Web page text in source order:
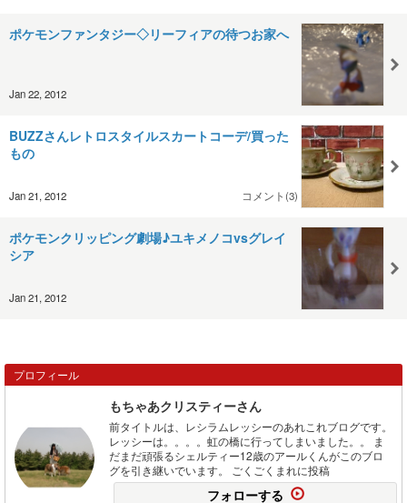
ポケモンファンタジー◇リーフィアの待つお家へ
Jan 22, 2012
BUZZさんレトロスタイルスカートコーデ/買った
もの
Jan 21, 2012 コメント(3)
ポケモンクリッピング劇場♪ユキメノコvsグレイ
シア
Jan 21, 2012
プロフィール
もちゃあクリスティーさん
前タイトルは、レシラムレッシーのあれこれブログです。
レッシーは。。。。虹の橋に行ってしまいました。。 ま
だまだ頑張るシェルティー12歳のアールくんがこのブロ
グを引き継いでいます。 ごくごくまれに投稿
フォローする